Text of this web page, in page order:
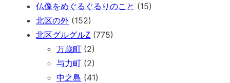
仏像をめぐるぐるりのこと (15)
北区の外 (152)
北区グルグルZ (775)
万歳町 (2)
与力町 (2)
中之島 (41)